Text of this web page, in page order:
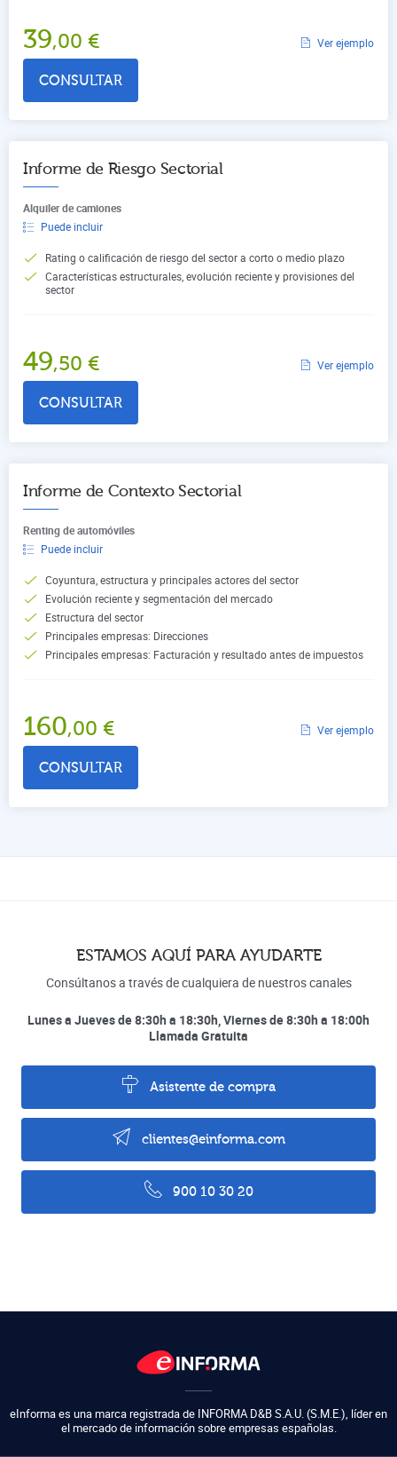
39,00 € Ver ejemplo
CONSULTAR
Informe de Riesgo Sectorial
Alquiler de camiones
Puede incluir
Rating o calificación de riesgo del sector a corto o medio plazo
Características estructurales, evolución reciente y provisiones del
sector
49,50 € Ver ejemplo
CONSULTAR
Informe de Contexto Sectorial
Renting de automóviles
Puede incluir
Coyuntura, estructura y principales actores del sector
Evolución reciente y segmentación del mercado
Estructura del sector
Principales empresas: Direcciones
Principales empresas: Facturación y resultado antes de impuestos
160,00 € Ver ejemplo
CONSULTAR
ESTAMOS AQUÍ PARA AYUDARTE
Consúltanos a través de cualquiera de nuestros canales
Lunes a Jueves de 8:30h a 18:30h, Viernes de 8:30h a 18:00h
Llamada Gratuita
Asistente de compra
clientes@einforma.com
900 10 30 20
eInforma es una marca registrada de INFORMA D&B S.A.U. (S.M.E.), líder en
el mercado de información sobre empresas españolas.